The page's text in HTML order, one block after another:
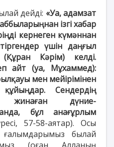
дейді: «Уа, адамзат
ізгі хабар
кернеген күмәннан
үшін даңғыл
Кәрім) келді.
айт (уа, Мұхаммед):
мен мейірімінен
Сендердің
жинаған дүние-
бұл анағұрлым
57-58-аятар). Осы
ғалымдарымыз былай
(оған Алланың